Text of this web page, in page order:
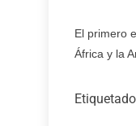
El primero
África y la